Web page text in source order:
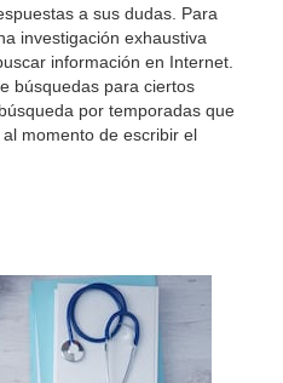
a sus dudas. Para
investigación exhaustiva
información en Internet.
búsquedas para ciertos
por temporadas que
momento de escribir el